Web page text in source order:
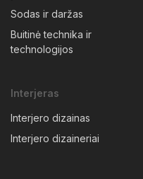
Sodas ir daržas
Buitinė technika ir
technologijos
Interjeras
Interjero dizainas
Interjero dizaineriai